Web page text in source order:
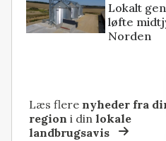
Lokalt
løfte
Norden
Læs flere nyheder fra
region i dinlokale
landbrugsavis